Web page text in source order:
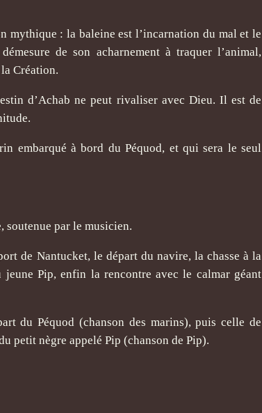
mythique : la baleine est l’incarnation du mal et le
de son acharnement à traquer l’animal,
Création.
d’Achab ne peut rivaliser avec Dieu. Il est de
embarqué à bord du Péquod, et qui sera le seul
soutenue par le musicien.
de Nantucket, le départ du navire, la chasse à la
Pip, enfin la rencontre avec le calmar géant
du Péquod (chanson des marins), puis celle de
petit nègre appelé Pip (chanson de Pip).